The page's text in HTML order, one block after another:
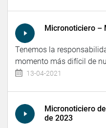
Micronoticiero –
Tenemos la
momento más difícil de
13-04-2021
Micronoticiero
de 2023